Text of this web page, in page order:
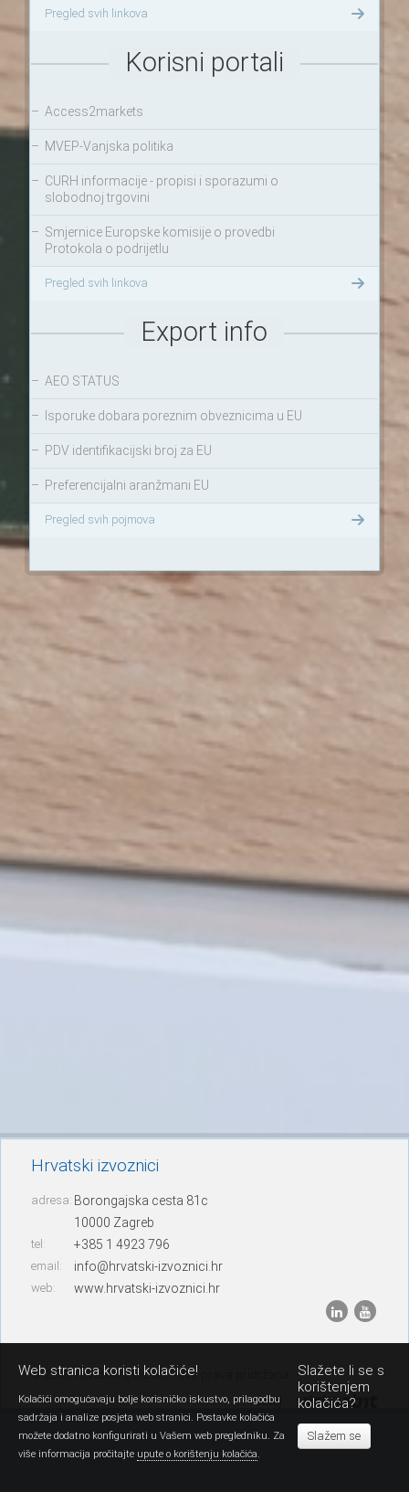
Pregled svih linkova
Korisni portali
– Access2markets
– MVEP-Vanjska politika
– CURH informacije - propisi i sporazumi o
slobodnoj trgovini
– Smjernice Europske komisije o provedbi
Protokola o podrijetlu
Pregled svih linkova
Export info
– AEO STATUS
– Isporuke dobara poreznim obveznicima u EU
– PDV identifikacijski broj za EU
– Preferencijalni aranžmani EU
Pregled svih pojmova
Hrvatski izvoznici
adresa: Borongajska cesta 81c
10000 Zagreb
tel: +385 1 4923 796
email: info@hrvatski-izvoznici.hr
web: www.hrvatski-izvoznici.hr
© 2013. Hrvatski izvoznici – sva prava pridržana
razvoj:
Web stranica koristi kolačiće!
Kolačići omogućavaju bolje korisničko iskustvo, prilagodbu
sadržaja i analize posjeta web stranici. Postavke kolačića
možete dodatno konfigurirati u Vašem web pregledniku. Za
više informacija pročitajte upute o korištenju kolačića
Slažete li se s
korištenjem
kolačića?
Slažem se